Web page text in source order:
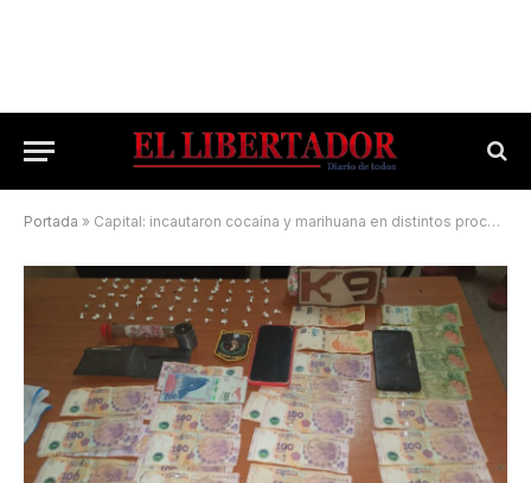
Portada » Capital: incautaron cocaína y marihuana en distintos procedimientos